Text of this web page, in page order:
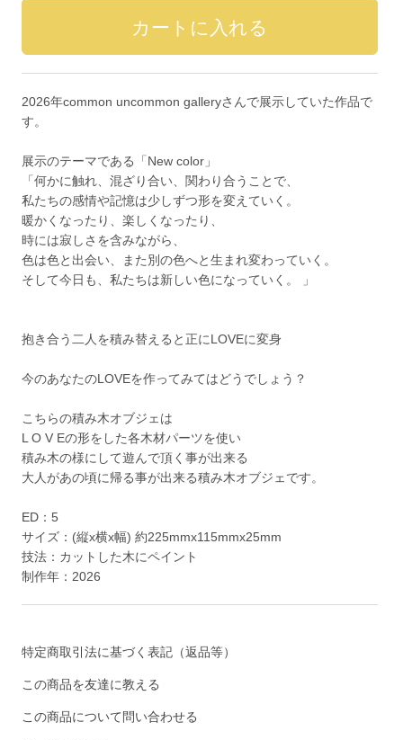
2026年common uncommon galleryさんで展示していた作品で
す。
展示のテーマである「New color」
「何かに触れ、混ざり合い、関わり合うことで、
私たちの感情や記憶は少しずつ形を変えていく。
暖かくなったり、楽しくなったり、
時には寂しさを含みながら、
色は色と出会い、また別の色へと生まれ変わっていく。
そして今日も、私たちは新しい色になっていく。 」
抱き合う二人を積み替えると正にLOVEに変身
今のあなたのLOVEを作ってみてはどうでしょう？
こちらの積み木オブジェは
L O V Eの形をした各木材パーツを使い
積み木の様にして遊んで頂く事が出来る
大人があの頃に帰る事が出来る積み木オブジェです。
ED：5
サイズ：(縦x横x幅) 約225mmx115mmx25mm
技法：カットした木にペイント
制作年：2026
特定商取引法に基づく表記（返品等）
この商品を友達に教える
この商品について問い合わせる